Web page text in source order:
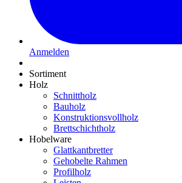
Anmelden
Sortiment
Holz
Schnittholz
Bauholz
Konstruktionsvollholz
Brettschichtholz
Hobelware
Glattkantbretter
Gehobelte Rahmen
Profilholz